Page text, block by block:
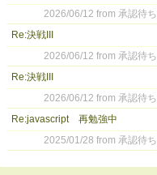
2026/06/12 from 承認待ち
Re:決戦III
2026/06/12 from 承認待ち
Re:決戦III
2026/06/12 from 承認待ち
Re:javascript 再勉強中
2025/01/28 from 承認待ち